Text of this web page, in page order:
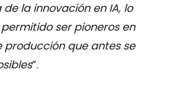
la innovación en IA, lo
ser pioneros en
producción que antes se
“.